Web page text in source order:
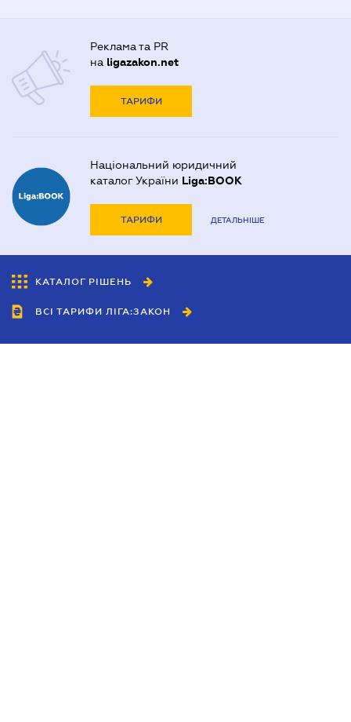
Реклама та PR
на ligazakon.net
ТАРИФИ
Національний юридичний
каталог України Liga:BOOK
ТАРИФИ ДЕТАЛЬНІШЕ
КАТАЛОГ РІШЕНЬ
ВСІ ТАРИФИ ЛІГА:ЗАКОН